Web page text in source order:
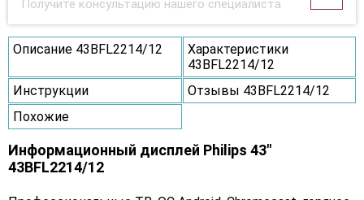
Получите консультацию нашего специалиста
Описание 43BFL2214/12
Характеристики
43BFL2214/12
Инструкции
Отзывы 43BFL2214/12
Похожие
Информационный дисплей Philips 43"
43BFL2214/12